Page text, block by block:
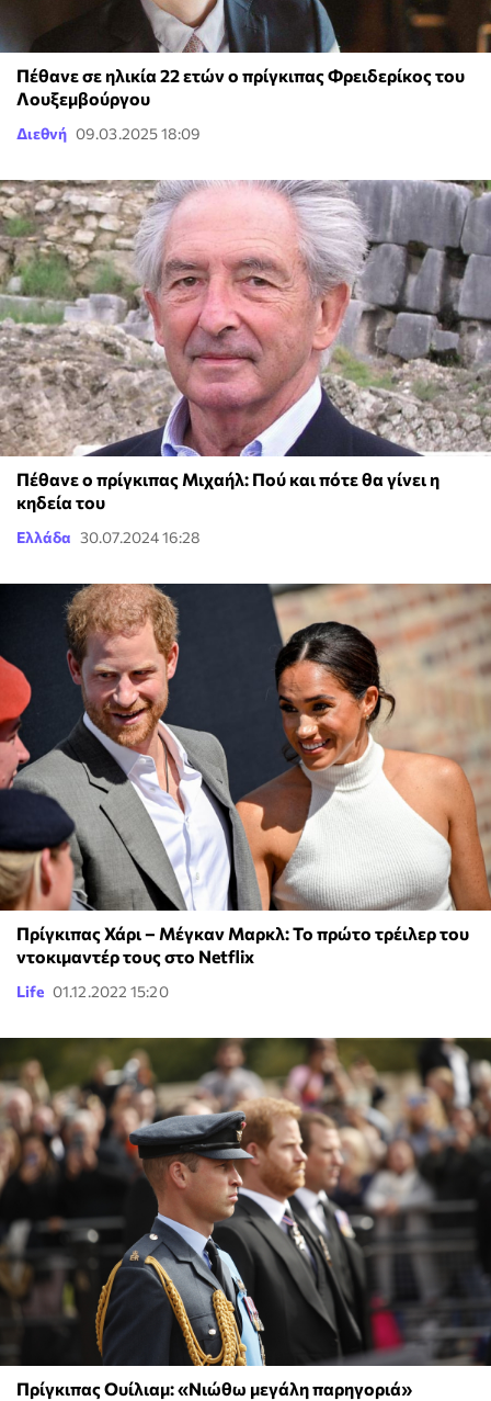
Πέθανε σε ηλικία 22 ετών ο πρίγκιπας Φρειδερίκος του
Λουξεμβούργου
Διεθνή 09.03.2025 18:09
Πέθανε ο πρίγκιπας Μιχαήλ: Πού και πότε θα γίνει η
κηδεία του
Ελλάδα 30.07.2024 16:28
Πρίγκιπας Χάρι – Μέγκαν Μαρκλ: Το πρώτο τρέιλερ του
ντοκιμαντέρ τους στο Netflix
Life 01.12.2022 15:20
Πρίγκιπας Ουίλιαμ: «Νιώθω μεγάλη παρηγοριά»